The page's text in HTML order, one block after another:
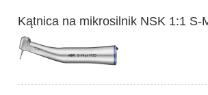
Kątnica na mikrosilnik NSK 1:1 S-